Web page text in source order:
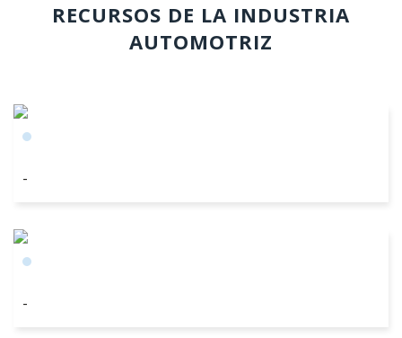
RECURSOS DE LA INDUSTRIA
AUTOMOTRIZ
-
-